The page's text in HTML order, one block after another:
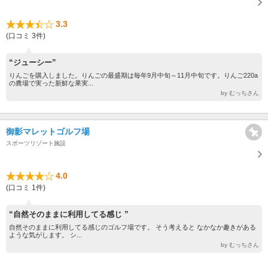
3.3
(口コミ 3件)
“ジューシー”
りんごを購入しました。りんごの最盛期は毎年9月中旬～11月中旬です。りんご220a
の農場で実った新鮮な果実...
by むっちさん
御影マレットゴルフ場
スポーツリゾート施設
4.0
(口コミ 1件)
“自然そのままに利用してる感じ ”
自然そのままに利用してる感じのゴルフ場です。 そう考えると なかなか趣きがある
ような気がします。 シ...
by むっちさん